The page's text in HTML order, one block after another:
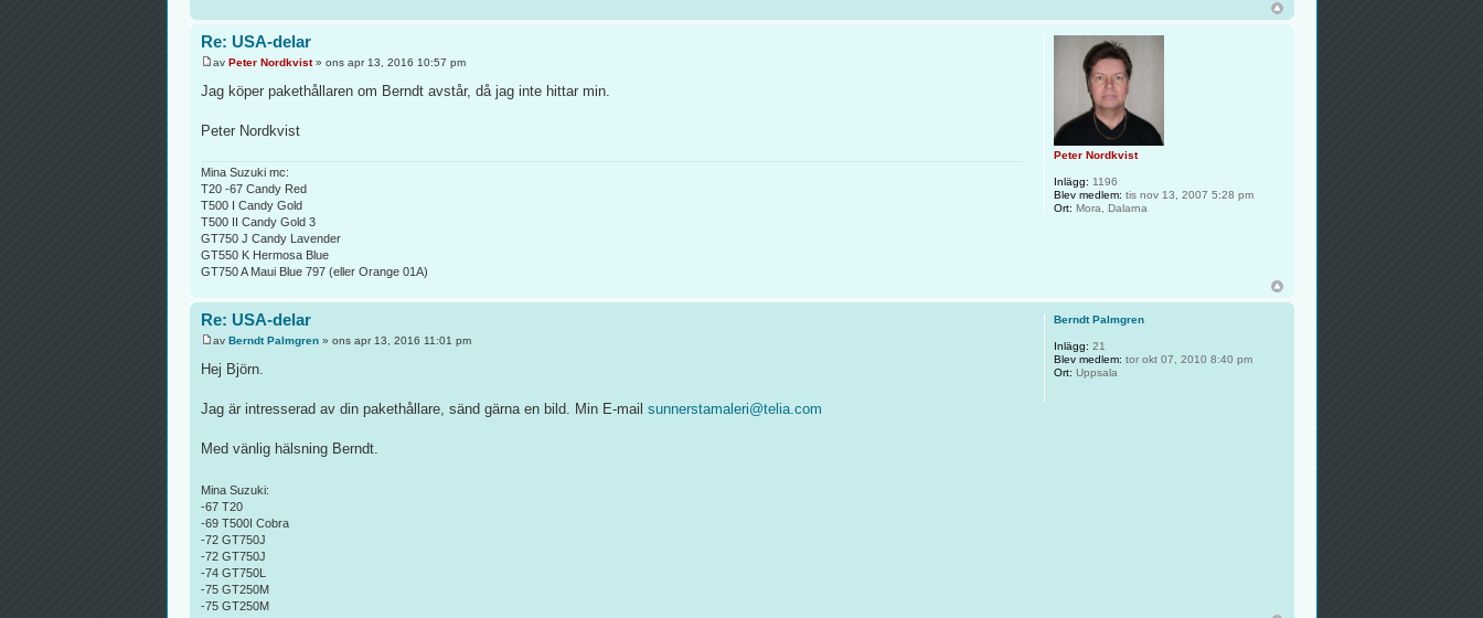
Re: USA-delar
av Peter Nordkvist» ons apr 13, 2016 10:57 pm
Jag köper pakethållaren om Berndt avstår, då jag inte hittar min.
Peter Nordkvist
Mina Suzuki mc:
T20 -67 Candy Red
T500 I Candy Gold
T500 II Candy Gold 3
GT750 J Candy Lavender
GT550 K Hermosa Blue
GT750 A Maui Blue 797 (eller Orange 01A)
Peter Nordkvist
Inlägg: 1196
Blev medlem: tis nov 13, 2007 5:28 pm
Ort: Mora, Dalarna
Re: USA-delar
av Berndt Palmgren» ons apr 13, 2016 11:01 pm
Hej Björn.
Jag är intresserad av din pakethållare, sänd gärna en bild. Min E-mail sunnerstamaleri@telia.com
Med vänlig hälsning Berndt.
Mina Suzuki:
-67 T20
-69 T500I Cobra
-72 GT750J
-72 GT750J
-74 GT750L
-75 GT250M
-75 GT250M
Berndt Palmgren
Inlägg: 21
Blev medlem: tor okt 07, 2010 8:40 pm
Ort: Uppsala